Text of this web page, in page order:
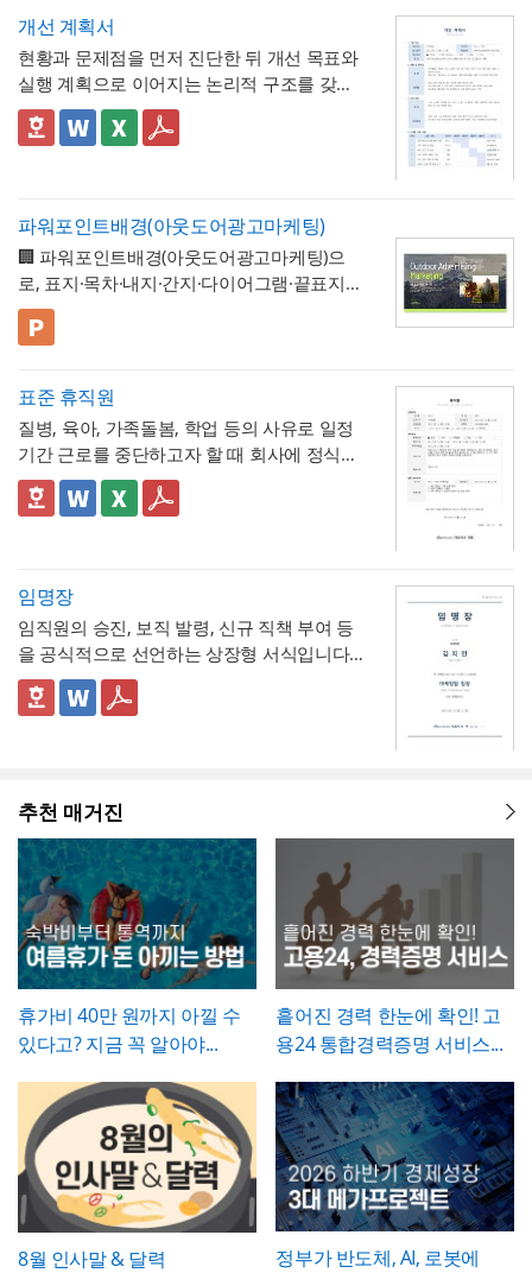
증할 수 있는 것이 특징입니다.
다면 반드시 비고란에 그 사유(예 : 설계 변경,
현장 여건상 수량 조정 등)를 구체적으로 기재
해야 하며, 임의로 수량을 맞춰 기재하는 일이
없도록 해야 합니다. 하자여부를 "하자 없
음"으로 확인하는 경우에도 하자보증기간 내
에 새로운 하자가 발견될 수 있으므로, 이 확
두 명확히 인지하고 있어야 합니다.
💡 작성 팁
작업 완료 확인서는계획과 완료의 정확한 대
조가 가장 중요 하므로, 현장 실사를 통해 실제
완료된 개소·수량을 정확히 확인한 뒤 계획 수
고란에 그 사유를 구체적으로 남겨, 나중에 왜
수량 차이가 발생했는지 근거를 확인할 수 있
도록 하는 것이 중요합니다. 특이사항란에는
배선 등)과 그에 대한 처리 결과를 함께 기록
랍니다. 하자여부는 실제 현장 점검 결과에 따
라 정확히 체크하고, 하자가 있는 경우에는 내
용을 구체적으로 기재해 향후 보수 책임의 근
거로 삼을 수 있도록 하는 것이 좋습니다. 마
지막으로 발주처와 시공사 양측의 서명은 실
적인 검증을 거친 문서로서의 효력을 갖도록
관리하시기 바랍니다.
개선 계획서
현황과 문제점을 먼저 진단한 뒤 개선 목표와
실행 계획으로 이어지는 논리적 구조를 갖춘
업무 개선 보고서입니다. 개선분야를 IT·전산,
업무 프로세스, 안전, 품질 등으로 체크박스
👔 이 서식의 구성 특징
개선 과제를 하나의 표준 양식으로 통일 관리
가능
- 현황 및 문제점 섹션을 현황과 문제점으로
나누어 구성해, 단순 현상 나열이 아니라
개선이 필요한지 논리적 인과관계를 명확히
제시
- 개선 목표와 기대효과를 구분해, 무엇을 이
룰 것인지(목표)와 그 결과 무엇이 좋아지는지
(효과)를 별도로 서술함으로써 보고받는 결재
권자가
- 단계별 실행 계획표에 담당자와 주차별 일정
(0월0주~0월0주)을 매트릭스 형태로 배치해,
럼 시각적으로 확인
시해, 개선 계획의 실행 가능성을
측면에서도 함께 검토 할 수 있도록 함
💡 작성 팁
개선 계획서는현황과 문제점을 최대한 구체
적인 수치로 제시하는 것이 설득력의 핵심
요성이 훨씬 명확하게 전달됩니다. 개선 목표
는 문제점에서 언급한 리스크가 해소되는 방
향으로 구체적으로 서술하고, 기대효과는 가
능한 한 수치화(업무시간 단축 몇 시간, 만족
도 개선 등)해 목표와의 인과관계가 드러나도
파워포인트배경(아웃도어광고마케팅)
🏢 파워포인트배경(아웃도어광고마케팅)으
로, 표지·목차·내지·간지·다이어그램·끝표지로
구성된 비즈니스 프레젠테이션 템플릿입니
다. 블랙 배경과 강렬한 라임그린 포인트 컬러
계 특유의 임팩트 있고 감각적인 분위기로 정
보를 전달할 수 있도록 디자인되었습니다. 내
지는 깔끔한 그레이 톤으로 정리되어 있어 복
잡한 내용도 가독성 있게 담을 수 있으며, 아
웃도어 광고 마케팅 제안서부터 미디어 매체
소개서, 광고 캠페인 기획안, 브랜드 마케팅
개, 브랜드의 캠페인 기획 발표, 마케팅 대행
제안, 미디어 플래닝 보고 자료 등 실무에 필
요한 내용을 효과적으로 정리할 수 있으며, 광
고대행사·미디어렙사·브랜드 마케팅팀·옥외
광고 업체 등 다양한 분야에서 활용하기 좋습
💡 사용 꿀팁
랜드 캠페인 기획안, 미디어 매체 소개서, 마
케팅 대행 제안서 등으로 다양하게 활용할 수
있습니다.
▪️ 다이어그램 페이지를 활용하면 캠페인 진행
프로세스, 매체 집행 일정, 성과 지표 등을 한
눈에 보기 쉽게 정리할 수 있습니다.
▪️ 문구와 이미지 교체만으로 옥외광고 매체 제
안서, 브랜드 마케팅 전략서, 광고 실적 보고
자료 등 다양한 주제로 응용 가능합니다.
▪️ 블랙&라임그린의 강렬한 컬러 대비 덕분에
* 해당 템플릿에 사용된 폰트는 [ Cafe24 PRO
Slim Max ] 입니다.
폰트가 없을 경우 기본 폰트로 보입니다.
* 폰트는 따로 제공되지 않으므로 다운로드
및 변경하여 사용하시기 바랍니다.
표준 휴직원
질병, 육아, 가족돌봄, 학업 등의 사유로 일정
기간 근로를 중단하고자 할 때 회사에 정식으
로 승인을 요청하는 신청서입니다. 휴직 사유
와 기간뿐 아니라 업무 인수인계 내역까지 하
무형 서식이라는 점이 특징입니다.
✅ 이 서식의 구성 특징
법령이 다름을 시각적으로 구분
- 세부사유란에 진단명, 의사 소견, 필요 요양
기간 등을 구체적으로 서술하도록 해, 휴직 승
인 여부를 판단하는 회사 측에 충분한 근거를
제공
- 업무 인수인계 항목(인수자, 완료일자, 인계
내용)을 휴직 사유 다음에 배치해, 휴직 승인
절차와 업무 공백 대비를 하나의 문서 흐름 안
에서 동시에 처리
- 증빙서류(진단서 등)를 명시하도록 해, 휴직
사유의 객관적 근거를 첨부하도록 안내
💡 작성 팁
휴직원은세부사유를 구체적이고 명확하게
서술하는 것이 승인 절차를 원활하게 하는 핵
심입니다. 질병휴직의 경우 진단명과 필요 요
양 기간에 대한 의사 소견을 구체적으로 기재
하고, 진단서 등 객관적 증빙서류를 반드시 첨
부하도록 안내하시기 바랍니다. 휴직기간과
복직예정일은 가능한 명확한 날짜로 특정하
고, 만약 진단 결과에 따라 기간이 변동될 가
능성이 있다면 그 가능성을 세부사유에 함께
언급해두는 것이 좋습니다.
임명장
임직원의 승진, 보직 발령, 신규 직책 부여 등
을 공식적으로 선언하는 상장형 서식입니다.
계약서나 신청서와 달리 실무적 조항 없이 간
결한 선언문 형태로 구성되어 있으며, 문서번
👔 상장형 문서로서 활용할 때 참고할 점
여 등)에 관한 세부 사항은 별도의 인사발령
통지서나 근로계약 변경 합의서로 함께 정리
해두는 것이 바람직합니다. 임명장 자체에는
직책과 발령일 외의 세부 조건(급여 변동, 권
한 범위 등)을 담지 않는 것이 일반적이므로,
이런 실무적 내용이 필요하다면 별도 문서로
보완하는 것이 좋습니다.
💡 작성 팁
임명장은 상징적 의미가 큰 문서인 만큼,문구
를 간결하면서도 격식 있게 다듬는 것이 중요
합니다. 발령일자, 소속, 직책명은 실제 인사
발령 결재 내용과 정확히 일치시켜 기재하고,
영문 성명 표기는 여권이나 사원증에 등록된
로마자 표기법과 통일해 혼선이 없도록 하시
기 바랍니다. 문서번호는 사내 인사발령 대장
의 번호 체계와 연동해 부여하면, 추후 임명
이력을 조회하거나 경력증명서 발급 시 참조
추천 매거진
휴가비 40만 원까지 아낄 수
있다고? 지금 꼭 알아야...
흩어진 경력 한눈에 확인! 고
용24 통합경력증명 서비스...
8월 인사말 & 달력
정부가 반도체, AI, 로봇에